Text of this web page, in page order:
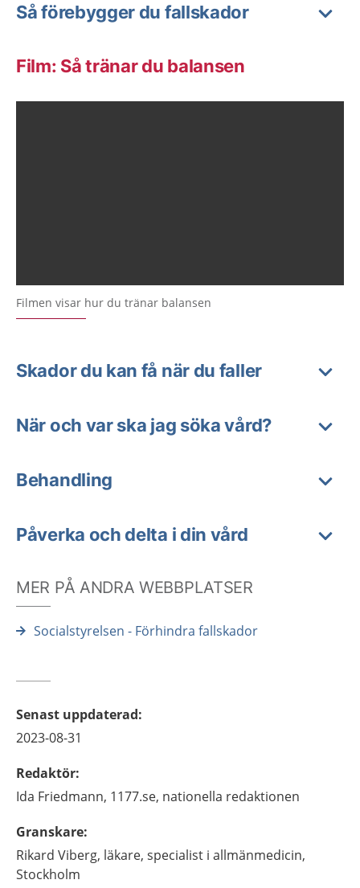
Så förebygger du fallskador
Film: Så tränar du balansen
Filmen visar hur du tränar balansen
Skador du kan få när du faller
När och var ska jag söka vård?
Behandling
Påverka och delta i din vård
MER PÅ ANDRA WEBBPLATSER
Socialstyrelsen - Förhindra fallskador
Senast uppdaterad:
2023-08-31
Redaktör:
Ida Friedmann, 1177.se, nationella redaktionen
Granskare:
Rikard Viberg, läkare, specialist i allmänmedicin,
Stockholm